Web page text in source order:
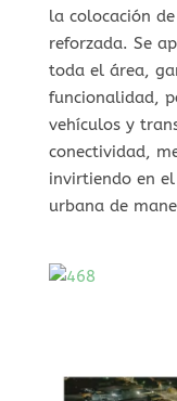
la colocación
reforzada. Se
toda el área,
funcionalidad,
vehículos y
conectividad,
invirtiendo en
urbana de